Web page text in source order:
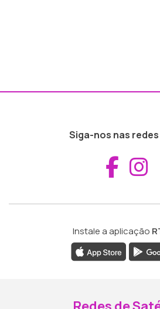
Siga-nos nas
Instale a aplicação